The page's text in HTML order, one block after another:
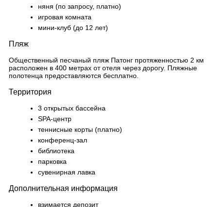
няня (по запросу, платно)
игровая комната
мини-клуб (до 12 лет)
Пляж
Общественный песчаный пляж Патонг протяженностью 2 км
расположен в 400 метрах от отеля через дорогу. Пляжные
полотенца предоставляются бесплатно.
Территория
3 открытых бассейна
SPA-центр
теннисные корты (платно)
конференц-зал
библиотека
парковка
сувенирная лавка
Дополнительная информация
взимается депозит